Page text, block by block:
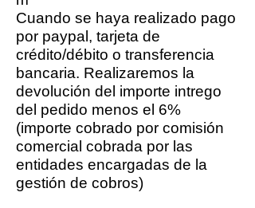
Cuando se haya realizado pago
por paypal, tarjeta de
crédito/débito o transferencia
bancaria. Realizaremos la
devolución del importe intrego
del pedido menos el 6%
(importe cobrado por comisión
comercial cobrada por las
entidades encargadas de la
gestión de cobros)